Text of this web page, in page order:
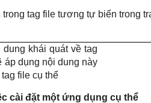
trong tag file tương tự biến trong
khái quát về tag
áp dụng nội dung này
file cụ thể
cài đặt một ứng dụng cụ thể